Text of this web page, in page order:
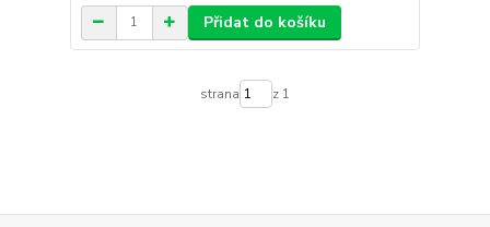
Přidat do košíku
strana z 1